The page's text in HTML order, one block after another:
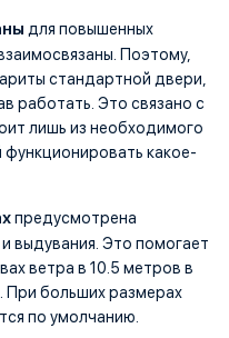
для повышенных
Поэтому,
стандартной двери,
работать. Это связано с
лишь из необходимого
какое-
предусмотрена
выдувания. Это помогает
ветра в 10.5 метров в
При больших размерах
по умолчанию.